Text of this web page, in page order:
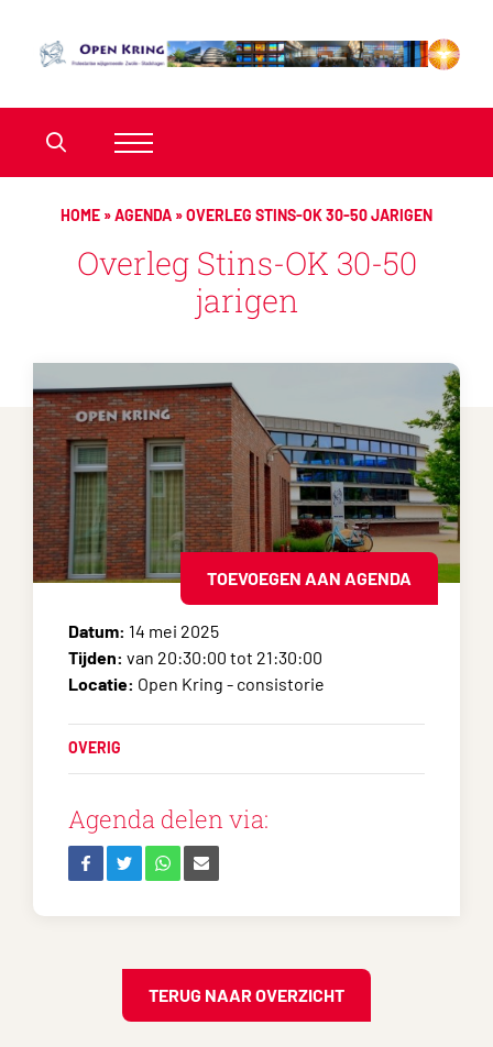
HOME »AGENDA »OVERLEG STINS-OK 30-50 JARIGEN
Overleg Stins-OK 30-50
jarigen
TOEVOEGEN AAN AGENDA
Datum: 14 mei 2025
Tijden: van 20:30:00 tot 21:30:00
Locatie: Open Kring - consistorie
OVERIG
Agenda delen via:
TERUG NAAR OVERZICHT